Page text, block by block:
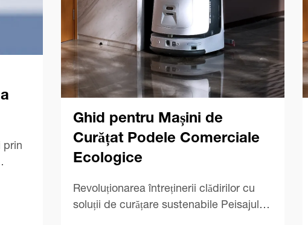
prin
Ghid pentru Mașini de
Curățat Podele Comerciale
Ecologice
Revoluționarea întreținerii clădirilor cu
soluții de curățare sustenabile Peisajul